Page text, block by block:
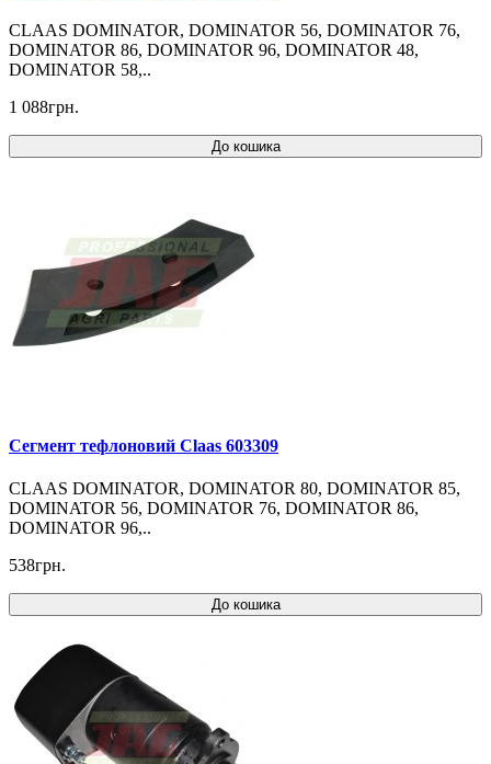
CLAAS DOMINATOR, DOMINATOR 56, DOMINATOR 76,
DOMINATOR 86, DOMINATOR 96, DOMINATOR 48,
DOMINATOR 58,..
1 088грн.
До кошика
Cегмент тефлоновий Claas 603309
CLAAS DOMINATOR, DOMINATOR 80, DOMINATOR 85,
DOMINATOR 56, DOMINATOR 76, DOMINATOR 86,
DOMINATOR 96,..
538грн.
До кошика